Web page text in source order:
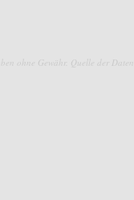
ohne Gewähr. Quelle der